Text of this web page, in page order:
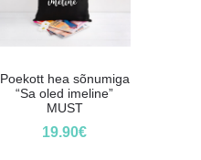
Poekott hea sõnumiga
“Sa oled imeline”
MUST
19.90€